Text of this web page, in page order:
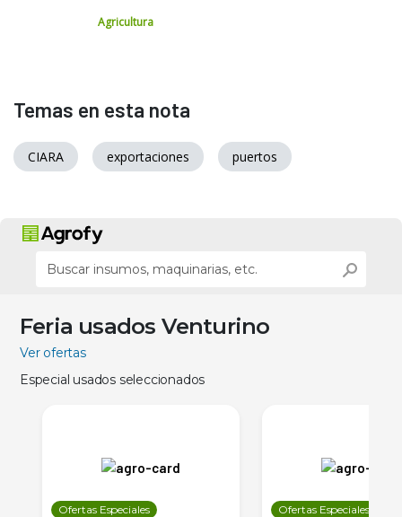
Agricultura
Temas en esta nota
CIARA exportaciones puertos
Feria usados Venturino
Ver ofertas
Especial usados seleccionados
Ofertas Especiales Ofertas Especiales